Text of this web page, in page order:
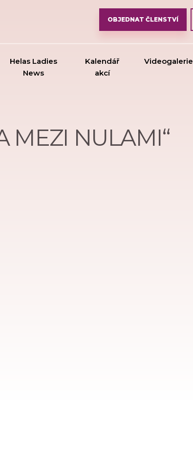
OBJEDNAT ČLENSTVÍ
Helas Ladies
News
Kalendář
akcí
Videogalerie
MEZI NULAMI“